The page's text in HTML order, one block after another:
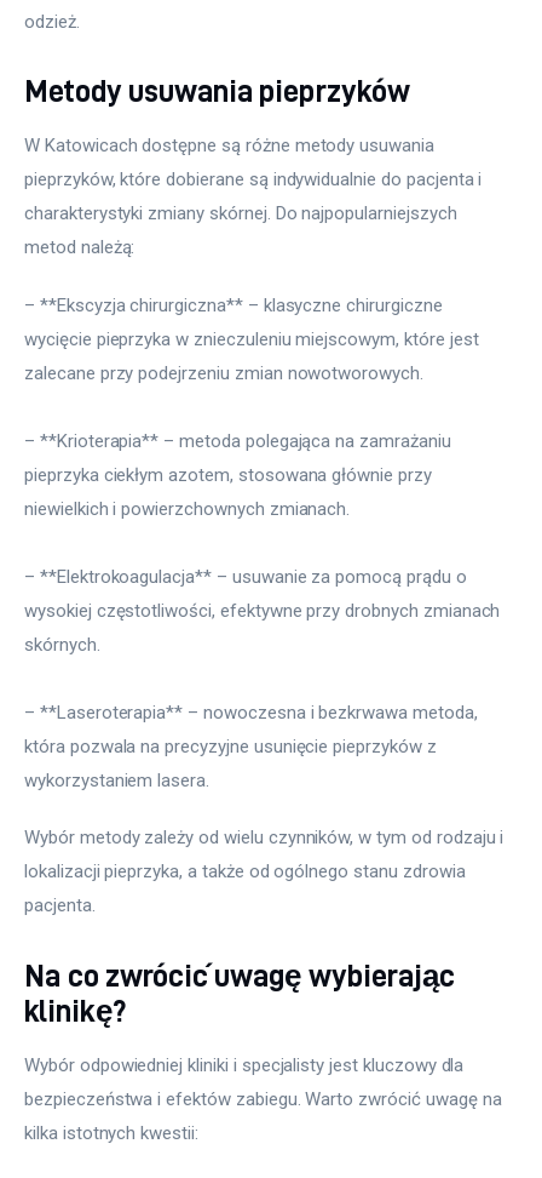
odzież.
Metody usuwania pieprzyków
W Katowicach dostępne są różne metody usuwania
pieprzyków, które dobierane są indywidualnie do pacjenta i
charakterystyki zmiany skórnej. Do najpopularniejszych
metod należą:
– **Ekscyzja chirurgiczna** – klasyczne chirurgiczne
wycięcie pieprzyka w znieczuleniu miejscowym, które jest
zalecane przy podejrzeniu zmian nowotworowych.
– **Krioterapia** – metoda polegająca na zamrażaniu
pieprzyka ciekłym azotem, stosowana głównie przy
niewielkich i powierzchownych zmianach.
– **Elektrokoagulacja** – usuwanie za pomocą prądu o
wysokiej częstotliwości, efektywne przy drobnych zmianach
skórnych.
– **Laseroterapia** – nowoczesna i bezkrwawa metoda,
która pozwala na precyzyjne usunięcie pieprzyków z
wykorzystaniem lasera.
Wybór metody zależy od wielu czynników, w tym od rodzaju i
lokalizacji pieprzyka, a także od ogólnego stanu zdrowia
pacjenta.
Na co zwrócić uwagę wybierając
klinikę?
Wybór odpowiedniej kliniki i specjalisty jest kluczowy dla
bezpieczeństwa i efektów zabiegu. Warto zwrócić uwagę na
kilka istotnych kwestii: